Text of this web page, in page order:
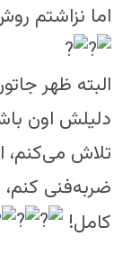
اما نزاشتم
البته ظهر
تلاش می‌کنم،
ضربه‌فنی
کامل!